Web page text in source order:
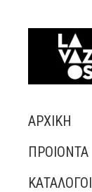
ΑΡΧΙΚΗ
ΠΡΟΙΟΝΤΑ
ΚΑΤΑΛΟΓΟΙ